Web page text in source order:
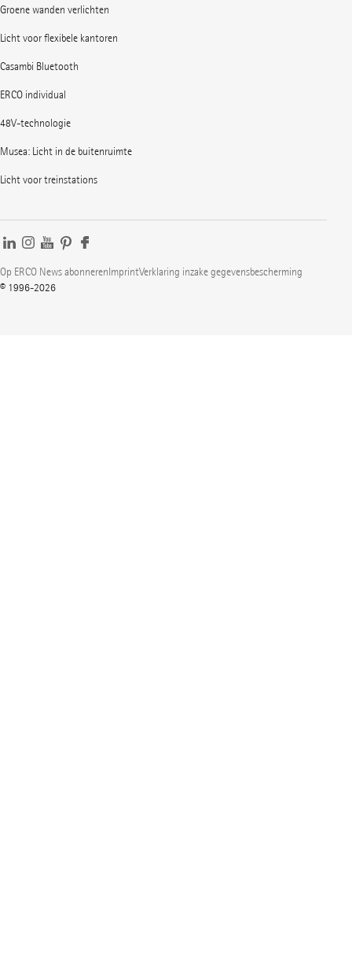
Groene wanden verlichten
Licht voor flexibele kantoren
Casambi Bluetooth
ERCO individual
48V-technologie
Musea: Licht in de buitenruimte
Licht voor treinstations
Op ERCO News abonnerenImprintVerklaring inzake gegevensbescherming
© 1996-2026